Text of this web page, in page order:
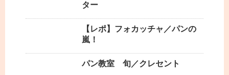
ター
【レポ】フォカッチャ／パンの
嵐！
パン教室 旬／クレセント